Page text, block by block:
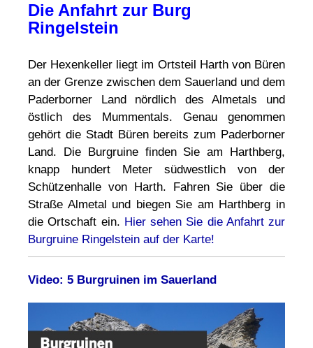
Die Anfahrt zur Burg
Ringelstein
Der Hexenkeller liegt im Ortsteil Harth von Büren
an der Grenze zwischen dem Sauerland und dem
Paderborner Land nördlich des Almetals und
östlich des Mummentals. Genau genommen
gehört die Stadt Büren bereits zum Paderborner
Land. Die Burgruine finden Sie am Harthberg,
knapp hundert Meter südwestlich von der
Schützenhalle von Harth. Fahren Sie über die
Straße Almetal und biegen Sie am Harthberg in
die Ortschaft ein. Hier sehen Sie die Anfahrt zur
Burgruine Ringelstein auf der Karte!
Video: 5 Burgruinen im Sauerland